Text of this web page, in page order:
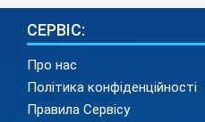
СЕРВІС:
Про нас
Політика конфіденційності
Правила Сервісу